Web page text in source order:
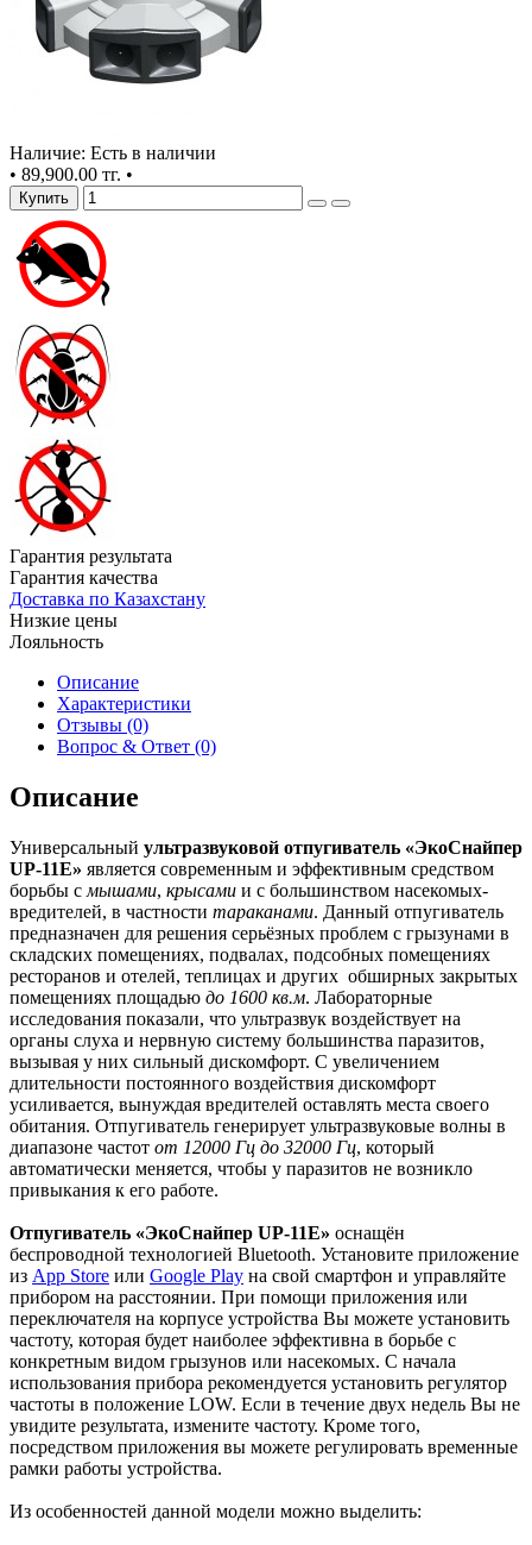
Наличие: Есть в наличии
• 89,900.00 тг. •
Купить
Гарантия результата
Гарантия качества
Доставка по Казахстану
Низкие цены
Лояльность
Описание
Характеристики
Отзывы (0)
Вопрос & Ответ (0)
Описание
Универсальный ультразвуковой отпугиватель «ЭкоСнайпер
UP-11E» является современным и эффективным средством
борьбы с мышами, крысами и с большинством насекомых-
вредителей, в частности тараканами. Данный отпугиватель
предназначен для решения серьёзных проблем с грызунами в
складских помещениях, подвалах, подсобных помещениях
ресторанов и отелей, теплицах и других обширных закрытых
помещениях площадью до 1600 кв.м. Лабораторные
исследования показали, что ультразвук воздействует на
органы слуха и нервную систему большинства паразитов,
вызывая у них сильный дискомфорт. С увеличением
длительности постоянного воздействия дискомфорт
усиливается, вынуждая вредителей оставлять места своего
обитания. Отпугиватель генерирует ультразвуковые волны в
диапазоне частот от 12000 Гц до 32000 Гц, который
автоматически меняется, чтобы у паразитов не возникло
привыкания к его работе.
Отпугиватель «ЭкоСнайпер UP-11E» оснащён
беспроводной технологией Bluetooth. Установите приложение
из App Store или Google Play на свой смартфон и управляйте
прибором на расстоянии. При помощи приложения или
переключателя на корпусе устройства Вы можете установить
частоту, которая будет наиболее эффективна в борьбе с
конкретным видом грызунов или насекомых. С начала
использования прибора рекомендуется установить регулятор
частоты в положение LOW. Если в течение двух недель Вы не
увидите результата, измените частоту. Кроме того,
посредством приложения вы можете регулировать временные
рамки работы устройства.
Из особенностей данной модели можно выделить: